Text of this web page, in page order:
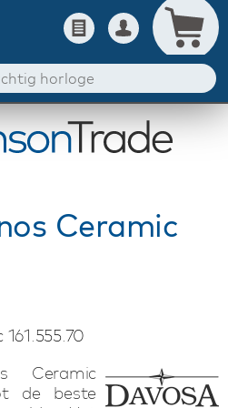
Ceramic
Ceramic
de beste